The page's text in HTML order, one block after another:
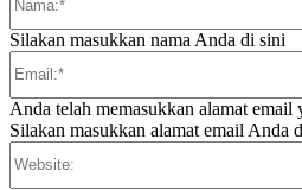
Silakan masukkan nama Anda di sini
Anda telah memasukkan alamat email
Silakan masukkan alamat email Anda